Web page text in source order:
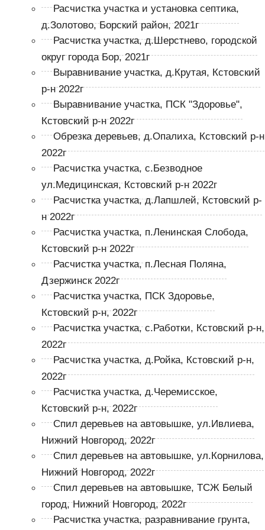
Расчистка участка и установка септика,
д.Золотово, Борский район, 2021г
Расчистка участка, д.Шерстнево, городской
округ города Бор, 2021г
Выравнивание участка, д.Крутая, Кстовский
р-н 2022г
Выравнивание участка, ПСК "Здоровье",
Кстовский р-н 2022г
Обрезка деревьев, д.Опалиха, Кстовский р-н
2022г
Расчистка участка, с.Безводное
ул.Медицинская, Кстовский р-н 2022г
Расчистка участка, д.Лапшлей, Кстовский р-
н 2022г
Расчистка участка, п.Ленинская Слобода,
Кстовский р-н 2022г
Расчистка участка, п.Лесная Поляна,
Дзержинск 2022г
Расчистка участка, ПСК Здоровье,
Кстовский р-н, 2022г
Расчистка участка, с.Работки, Кстовский р-н,
2022г
Расчистка участка, д.Ройка, Кстовский р-н,
2022г
Расчистка участка, д.Черемисское,
Кстовский р-н, 2022г
Спил деревьев на автовышке, ул.Ивлиева,
Нижний Новгород, 2022г
Спил деревьев на автовышке, ул.Корнилова,
Нижний Новгород, 2022г
Спил деревьев на автовышке, ТСЖ Белый
город, Нижний Новгород, 2022г
Расчистка участка, разравнивание грунта,